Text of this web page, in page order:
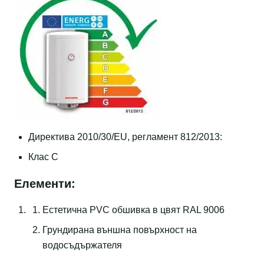
Директива 2010/30/EU, регламент 812/2013:
Клас C
Елементи:
Eстетична PVC обшивка в цвят RAL 9006
Грундирана външна повърхност на
водосъдържателя